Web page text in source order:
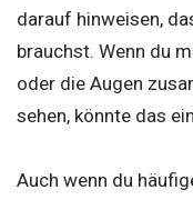
darauf hinweisen,
brauchst. Wenn du
oder die Augen
sehen, könnte das
Auch wenn du